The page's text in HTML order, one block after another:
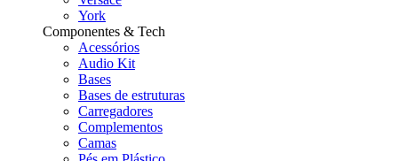
York
Componentes & Tech
Acessórios
Audio Kit
Bases
Bases de estruturas
Carregadores
Complementos
Camas